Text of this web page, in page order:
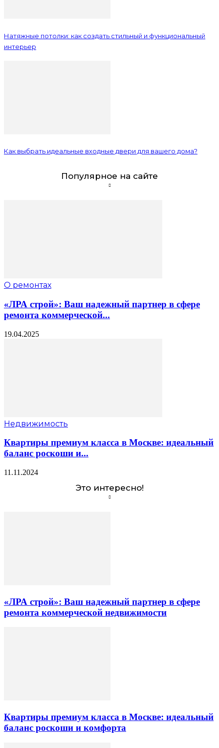
Натяжные потолки: как создать стильный и функциональный
интерьер
Как выбрать идеальные входные двери для вашего дома?
Популярное на сайте
О ремонтах
«ЛРА строй»: Ваш надежный партнер в сфере
ремонта коммерческой...
19.04.2025
Недвижимость
Квартиры премиум класса в Москве: идеальный
баланс роскоши и...
11.11.2024
Это интересно!
«ЛРА строй»: Ваш надежный партнер в сфере
ремонта коммерческой недвижимости
Квартиры премиум класса в Москве: идеальный
баланс роскоши и комфорта